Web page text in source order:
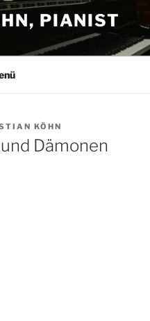
PIANIST
KÖHN
Dämonen